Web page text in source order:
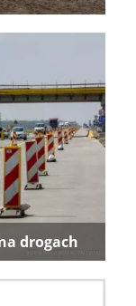
drogach